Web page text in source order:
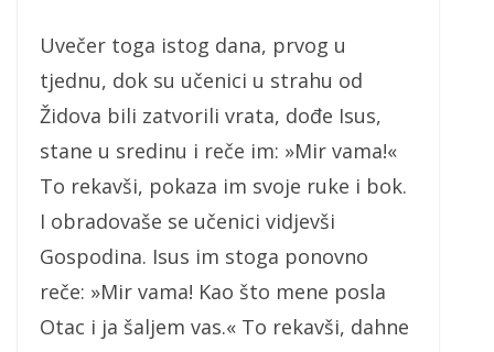
Uvečer toga istog dana, prvog u
tjednu, dok su učenici u strahu od
Židova bili zatvorili vrata, dođe Isus,
stane u sredinu i reče im: »Mir vama!«
To rekavši, pokaza im svoje ruke i bok.
I obradovaše se učenici vidjevši
Gospodina. Isus im stoga ponovno
reče: »Mir vama! Kao što mene posla
Otac i ja šaljem vas.« To rekavši, dahne